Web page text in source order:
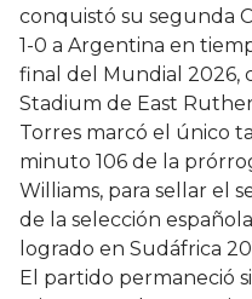
conquistó su segunda
1-0 a Argentina en
final del Mundial 2026,
Stadium de East
Torres marcó el único
minuto 106 de la
Williams, para sellar el
de la selección
logrado en Sudáfrica
El partido permaneció